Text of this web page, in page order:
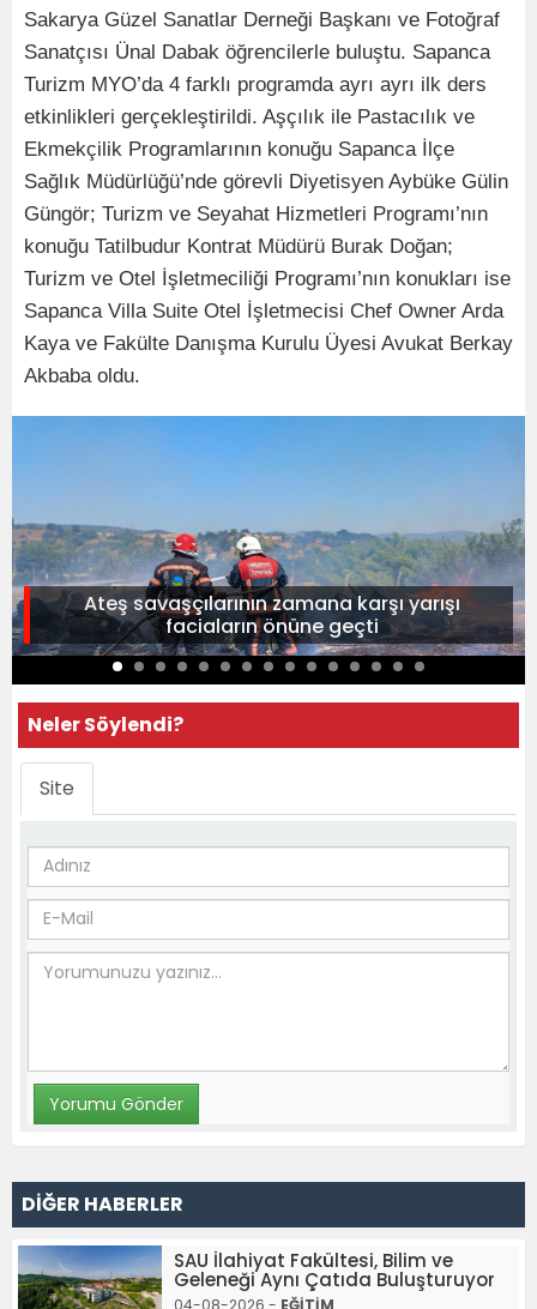
Sakarya Güzel Sanatlar Derneği Başkanı ve Fotoğraf
Sanatçısı Ünal Dabak öğrencilerle buluştu. Sapanca
Turizm MYO’da 4 farklı programda ayrı ayrı ilk ders
etkinlikleri gerçekleştirildi. Aşçılık ile Pastacılık ve
Ekmekçilik Programlarının konuğu Sapanca İlçe
Sağlık Müdürlüğü’nde görevli Diyetisyen Aybüke Gülin
Güngör; Turizm ve Seyahat Hizmetleri Programı’nın
konuğu Tatilbudur Kontrat Müdürü Burak Doğan;
Turizm ve Otel İşletmeciliği Programı’nın konukları ise
Sapanca Villa Suite Otel İşletmecisi Chef Owner Arda
Kaya ve Fakülte Danışma Kurulu Üyesi Avukat Berkay
Akbaba oldu.
Ateş savaşçılarının zamana karşı yarışı
faciaların önüne geçti
Neler Söylendi?
Site
DİĞER HABERLER
SAU İlahiyat Fakültesi, Bilim ve
Geleneği Aynı Çatıda Buluşturuyor
04-08-2026 - EĞİTİM